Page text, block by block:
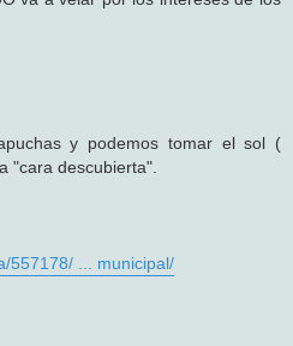
y podemos tomar el sol (
"cara descubierta".
557178/ ... municipal/